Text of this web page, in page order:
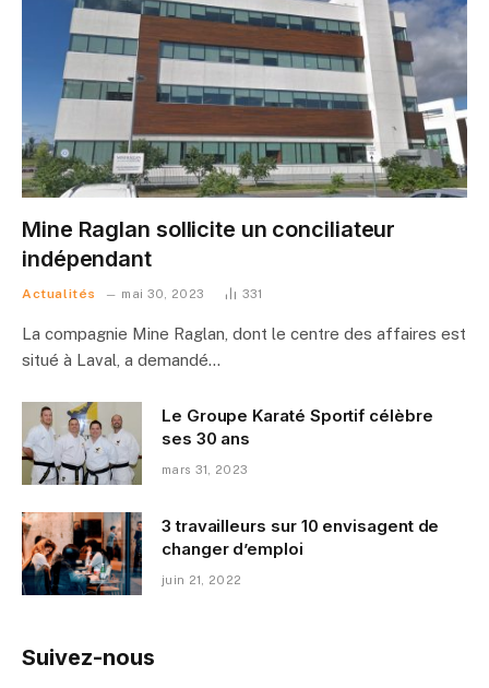
Mine Raglan sollicite un conciliateur
indépendant
Actualités mai 30, 2023 331
La compagnie Mine Raglan, dont le centre des affaires est
situé à Laval, a demandé…
Le Groupe Karaté Sportif célèbre
ses 30 ans
mars 31, 2023
3 travailleurs sur 10 envisagent de
changer d’emploi
juin 21, 2022
Suivez-nous